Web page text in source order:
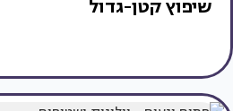
שיפוץ קטן-גדול